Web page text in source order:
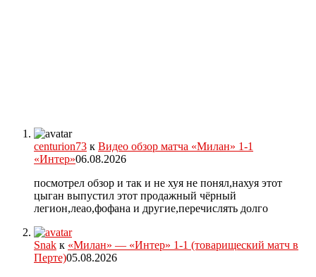
centurion73 к Видео обзор матча «Милан» 1-1
«Интер»06.08.2026
посмотрел обзор и так и не хуя не понял,нахуя этот
цыган выпустил этот продажный чёрный
легион,леао,фофана и другие,перечислять долго
Snak к «Милан» — «Интер» 1-1 (товарищеский матч в
Перте)05.08.2026